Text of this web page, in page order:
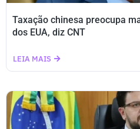
Taxação chinesa preocupa
dos EUA, diz CNT
LEIA MAIS